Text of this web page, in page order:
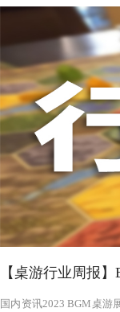
【桌游行业周报
国内资讯2023 BGM桌游